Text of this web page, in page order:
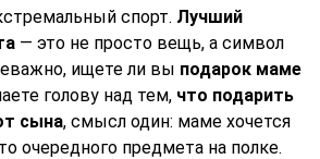
спорт. Лучший
— это не просто вещь, а символ
ищете ли вы подарок маме
голову над тем, что подарить
сына, смысл один: маме хочется
очередного предмета на полке.